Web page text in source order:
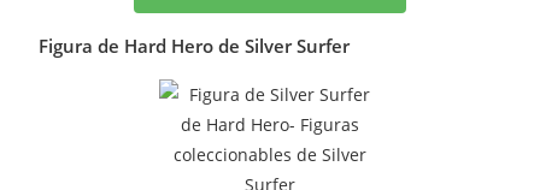
Figura de Hard Hero de Silver Surfer